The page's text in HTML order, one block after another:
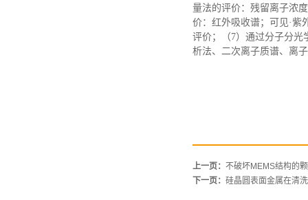
量法的评价：残留离子浓
价：红外吸收谱；可见·紫
评价；（7）通过分子分
析法、二次离子质谱、离
上一页： 不破坏MEMS结构的
下一页： 硅晶圆表面金属在清